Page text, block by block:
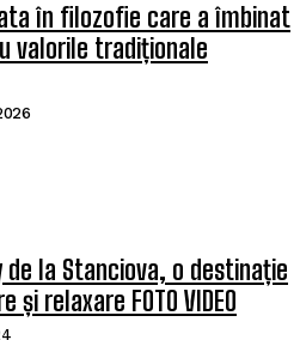
în filozofie care a îmbinat
valorile tradiționale
la Stanciova, o destinație
relaxare FOTO VIDEO